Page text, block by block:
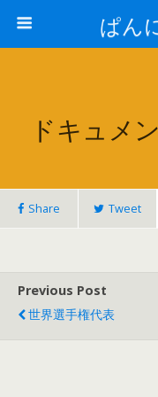
ぱん
ドキュメ
Share Tweet
Previous Post
世界選手権代表